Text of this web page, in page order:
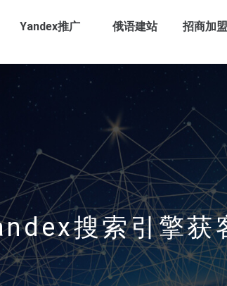
Yandex推广 俄语建站 招商加盟
搜索引擎获